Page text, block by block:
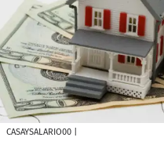
CASAYSALARIO00